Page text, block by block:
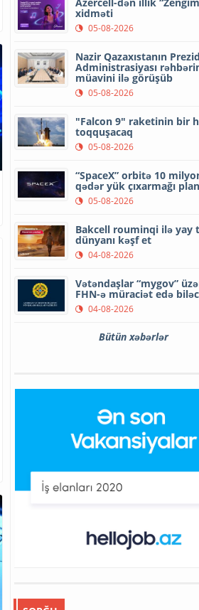
xidməti
05-08-2026
Nazir Qazaxıstanın
Administrasiyası
müavini ilə görüşüb
05-08-2026
"Falcon 9" raketinin bir
toqquşacaq
05-08-2026
“SpaceX” orbitə 10
qədər yük çıxarmağı
05-08-2026
Bakcell rouminqi ilə yay
dünyanı kəşf et
04-08-2026
Vətəndaşlar “mygov”
FHN-ə müraciət edə
04-08-2026
Bütün xəbərlər